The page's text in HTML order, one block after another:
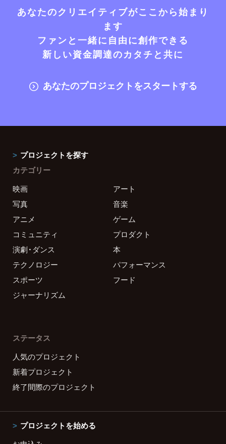
あなたのクリエイティブがここから始まり
ます
ファンと一緒に自由に創作できる
新しい資金調達のカタチと共に
あなたのプロジェクトをスタートする
プロジェクトを探す
カテゴリー
映画
アート
写真
音楽
アニメ
ゲーム
コミュニティ
プロダクト
演劇・ダンス
本
テクノロジー
パフォーマンス
スポーツ
フード
ジャーナリズム
ステータス
人気のプロジェクト
新着プロジェクト
終了間際のプロジェクト
プロジェクトを始める